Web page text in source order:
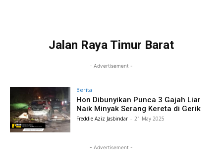
Jalan Raya Timur Barat
- Advertisement -
Berita
Hon Dibunyikan Punca 3 Gajah Liar
Naik Minyak Serang Kereta di Gerik
Freddie Aziz Jasbindar - 21 May 2025
- Advertisement -